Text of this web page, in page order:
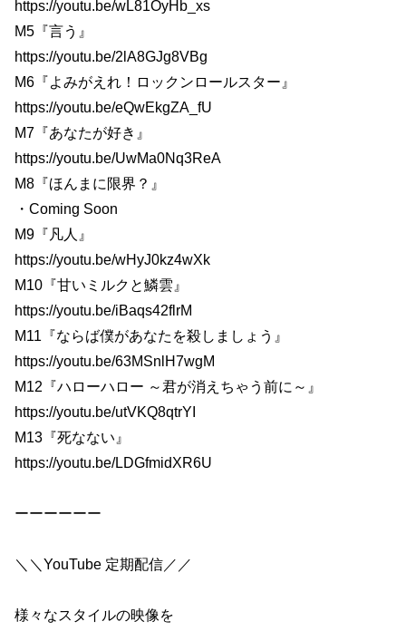
https://youtu.be/wL81OyHb_xs
M5『言う』
https://youtu.be/2lA8GJg8VBg
M6『よみがえれ！ロックンロールスター』
https://youtu.be/eQwEkgZA_fU
M7『あなたが好き』
https://youtu.be/UwMa0Nq3ReA
M8『ほんまに限界？』
・Coming Soon
M9『凡人』
https://youtu.be/wHyJ0kz4wXk
M10『甘いミルクと鱗雲』
https://youtu.be/iBaqs42flrM
M11『ならば僕があなたを殺しましょう』
https://youtu.be/63MSnlH7wgM
M12『ハローハロー ～君が消えちゃう前に～』
https://youtu.be/utVKQ8qtrYI
M13『死なない』
https://youtu.be/LDGfmidXR6U
ーーーーーー
＼＼YouTube 定期配信／／
様々なスタイルの映像を